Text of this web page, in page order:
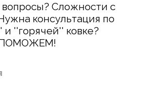
вопросы? Сложности с
консультация по
''горячей'' ковке?